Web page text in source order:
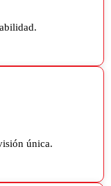
única.